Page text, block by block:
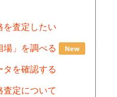
を査定したい
」を調べる
New
を確認する
査定について